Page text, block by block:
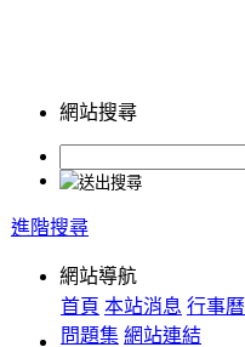
網站搜尋
進階搜尋
網站導航
首頁 本站消息 行事曆
問題集 網站連結